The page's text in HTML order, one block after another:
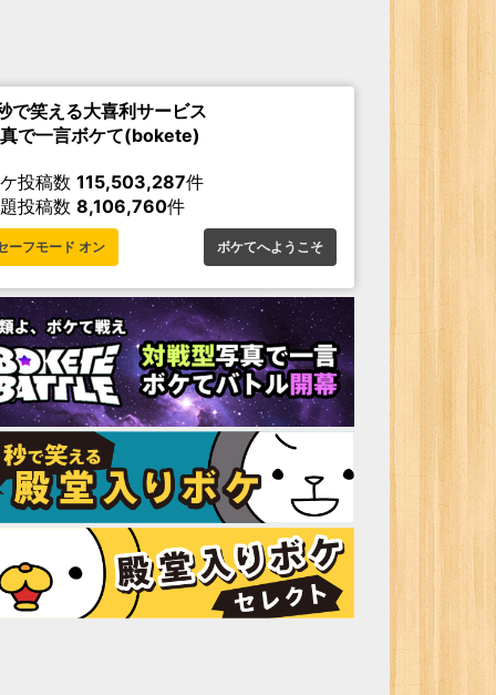
で笑える大喜利サービス
で一言ボケて(bokete)
投稿数 115,503,287件
投稿数 8,106,760件
ーフモード オン ボケてへようこそ